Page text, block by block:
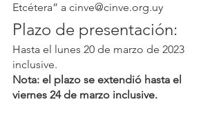
Etcétera” a cinve@cinve.org.uy
Plazo de presentación:
Hasta el lunes 20 de marzo de 2023
inclusive.
Nota: el plazo se extendió hasta el
viernes 24 de marzo inclusive.